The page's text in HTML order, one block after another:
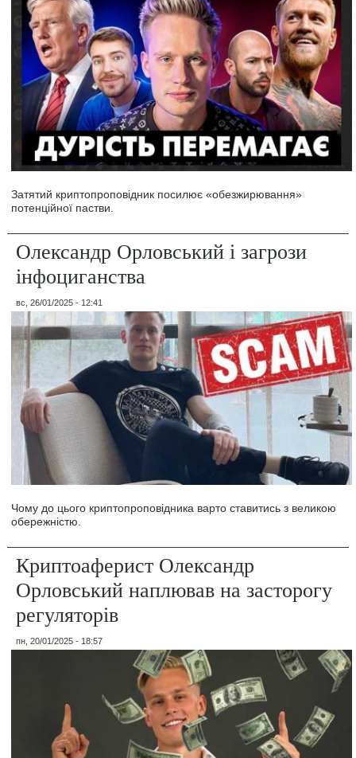
Затятий криптопроповідник посилює «обезжирювання»
потенційної пастви.
Олександр Орловський і загрози
інфоциганства
вс, 26/01/2025 - 12:41
Чому до цього криптопроповідника варто ставитись з великою
обережністю.
Криптоаферист Олександр
Орловський наплював на засторогу
регуляторів
пн, 20/01/2025 - 18:57